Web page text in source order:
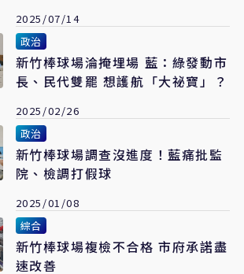
2025/07/14
政治
新竹棒球場淪掩埋場 藍：綠發動市
長、民代雙罷 想護航「大祕寶」？
2025/02/26
政治
新竹棒球場調查沒進度！藍痛批監
院、檢調打假球
2025/01/08
綜合
新竹棒球場複檢不合格 市府承諾盡
速改善